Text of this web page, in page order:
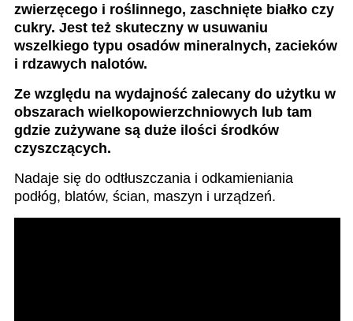
zwierzęcego i roślinnego, zaschnięte białko czy
cukry. Jest też skuteczny w usuwaniu
wszelkiego typu osadów mineralnych, zacieków
i rdzawych nalotów.
Ze względu na wydajność zalecany do użytku w
obszarach wielkopowierzchniowych lub tam
gdzie zużywane są duże ilości środków
czyszczących.
Nadaje się do odtłuszczania i odkamieniania
podłóg, blatów, ścian, maszyn i urządzeń.